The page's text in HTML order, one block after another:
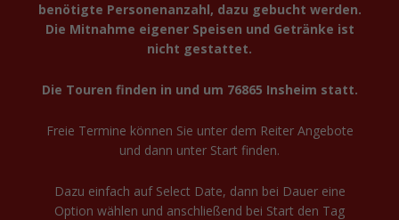
benötigte Personenanzahl, dazu gebucht werden.
Die Mitnahme eigener Speisen und Getränke ist
nicht gestattet.
Die Touren finden in und um 76865 Insheim statt.
Freie Termine können Sie unter dem Reiter Angebote
und dann unter Start finden.
Dazu einfach auf Select Date, dann bei Dauer eine
Option wählen und anschließend bei Start den Tag